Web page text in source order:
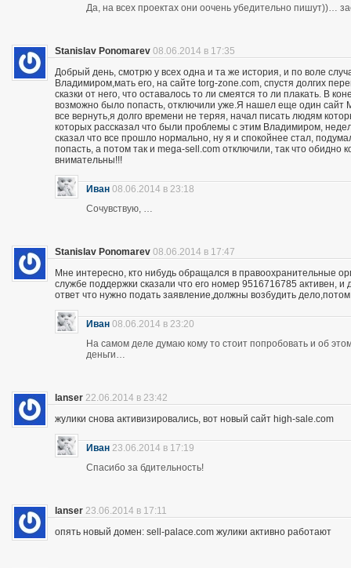
Да, на всех проектах они оочень убедительно пишут))…
Stanislav Ponomarev 08.06.2014 в 17:35
Добрый день, смотрю у всех одна и та же история, и по воле
Владимиром,мать его, на сайте torg-zone.com, спустя долгих
сказки от него, что оставалось то ли смеятся то ли плакать. В
возможно было попасть, отключили уже.Я нашел еще один
все вернуть,я долго времени не теряя, начал писать людям
которых рассказал что были проблемы с этим Владимиром,
сказал что все прошло нормально, ну я и спокойнее стал,
попасть, а потом так и mega-sell.com отключили, так что обидно
внимательны!!!
Иван 08.06.2014 в 23:18
Сочувствую, …
Stanislav Ponomarev 08.06.2014 в 17:47
Мне интересно, кто нибудь обращался в правоохранительные
службе поддержки сказали что его номер 9516716785 активен,
ответ что нужно подать заявление,должны возбудить
Иван 08.06.2014 в 23:20
На самом деле думаю кому то стоит попробовать и об
деньги…
lanser 22.06.2014 в 23:42
жулики снова активизировались, вот новый сайт high-sale.com
Иван 23.06.2014 в 17:19
Спасибо за бдительность!
lanser 23.06.2014 в 17:11
опять новый домен: sell-palace.com жулики активно работают